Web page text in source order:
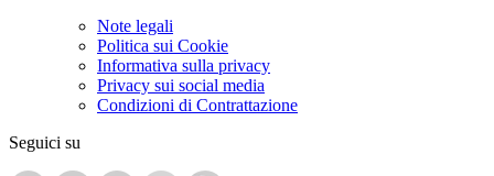
Note legali
Politica sui Cookie
Informativa sulla privacy
Privacy sui social media
Condizioni di Contrattazione
Seguici su